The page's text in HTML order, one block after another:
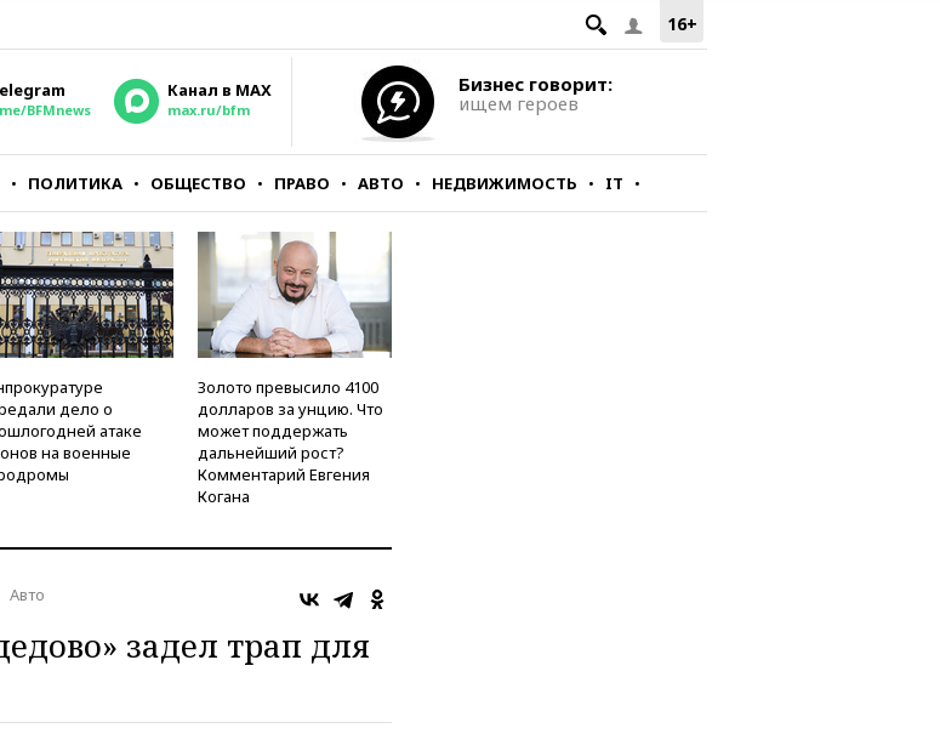
16+
BFMnews
Канал в MAX
max.ru/bfm
Бизнес говорит:
ищем героев
ПОЛИТИКА ОБЩЕСТВО ПРАВО АВТО НЕДВИЖИМОСТЬ IT
дело о
атаке
на военные
Золото превысило 4100
долларов за унцию. Что
может поддержать
дальнейший рост?
Комментарий Евгения
Когана
Авто
задел трап для